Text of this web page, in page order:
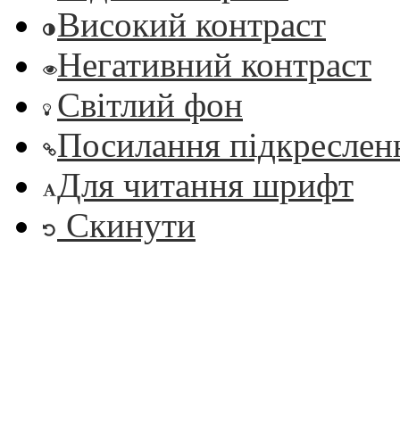
Високий контраст
Негативний контраст
Світлий фон
Посилання
Для читання шрифт
Скинути